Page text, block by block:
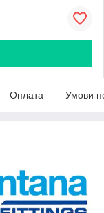
Оплата Умови